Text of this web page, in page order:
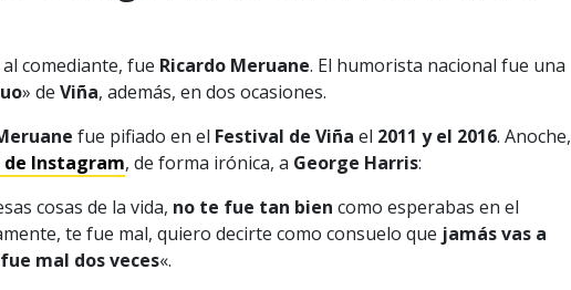
comediante, fue Ricardo Meruane. El humorista nacional fue una
» de Viña, además, en dos ocasiones.
fue pifiado en el Festival de Viña el 2011 y el 2016. Anoche,
Instagram, de forma irónica, a George Harris:
cosas de la vida, no te fue tan bien como esperabas en el
te fue mal, quiero decirte como consuelo que jamás vas a
mal dos veces«.